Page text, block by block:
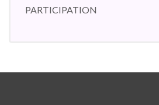
PARTICIPATION